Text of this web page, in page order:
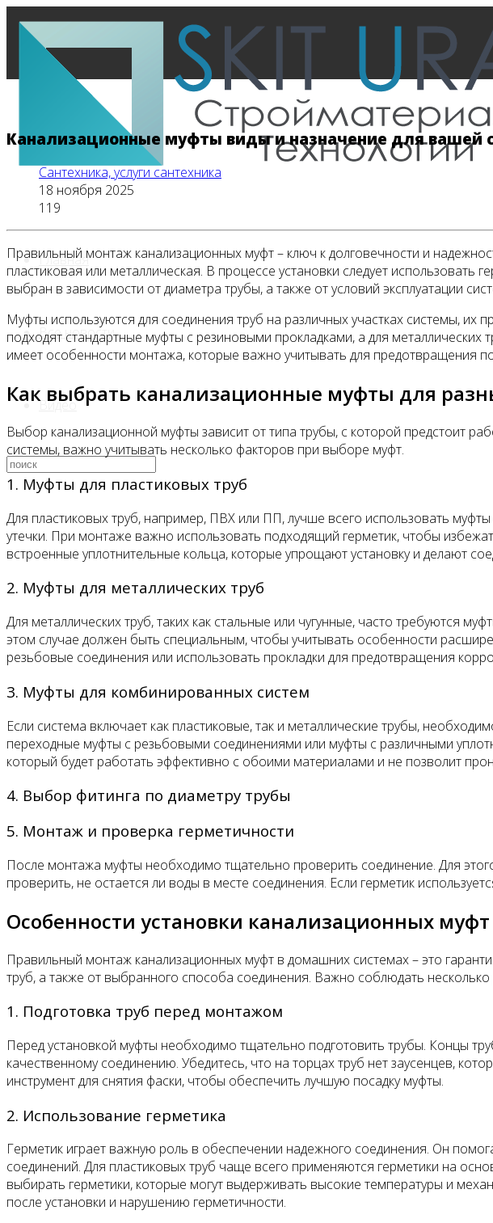
Главная
Все новости
Видео
Канализационные муфты виды и назначение для вашей
Сантехника, услуги сантехника
18 ноября 2025
119
Правильный монтаж канализационных муфт – ключ к долговечности и
пластиковая или металлическая. В процессе установки следует
выбран в зависимости от диаметра трубы, а также от условий эксплуатации
Муфты используются для соединения труб на различных участках системы,
подходят стандартные муфты с резиновыми прокладками, а для
имеет особенности монтажа, которые важно учитывать для предотвращения
Как выбрать канализационные муфты для
Выбор канализационной муфты зависит от типа трубы, с которой предстоит
системы, важно учитывать несколько факторов при выборе муфт.
1. Муфты для пластиковых труб
Для пластиковых труб, например, ПВХ или ПП, лучше всего использовать
утечки. При монтаже важно использовать подходящий герметик, чтобы
встроенные уплотнительные кольца, которые упрощают установку и делают
2. Муфты для металлических труб
Для металлических труб, таких как стальные или чугунные, часто требуются
этом случае должен быть специальным, чтобы учитывать особенности
резьбовые соединения или использовать прокладки для предотвращения
3. Муфты для комбинированных систем
Если система включает как пластиковые, так и металлические трубы,
переходные муфты с резьбовыми соединениями или муфты с различными
который будет работать эффективно с обоими материалами и не позволит
4. Выбор фитинга по диаметру трубы
5. Монтаж и проверка герметичности
После монтажа муфты необходимо тщательно проверить соединение. Для
проверить, не остается ли воды в месте соединения. Если герметик
Особенности установки канализационных
Правильный монтаж канализационных муфт в домашних системах – это
труб, а также от выбранного способа соединения. Важно соблюдать
1. Подготовка труб перед монтажом
Перед установкой муфты необходимо тщательно подготовить трубы. Концы
качественному соединению. Убедитесь, что на торцах труб нет заусенцев,
инструмент для снятия фаски, чтобы обеспечить лучшую посадку муфты.
2. Использование герметика
Герметик играет важную роль в обеспечении надежного соединения. Он
соединений. Для пластиковых труб чаще всего применяются герметики на
выбирать герметики, которые могут выдерживать высокие температуры и
после установки и нарушению герметичности.